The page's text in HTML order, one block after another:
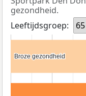
gezondheid.
Leeftijdsgroep:
Broze gezondheid
Broze gezondheid